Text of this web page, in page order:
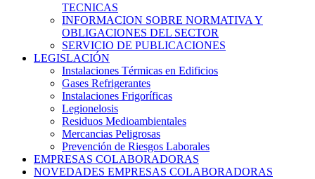
TECNICAS
INFORMACION SOBRE NORMATIVA Y
OBLIGACIONES DEL SECTOR
SERVICIO DE PUBLICACIONES
LEGISLACIÓN
Instalaciones Térmicas en Edificios
Gases Refrigerantes
Instalaciones Frigoríficas
Legionelosis
Residuos Medioambientales
Mercancias Peligrosas
Prevención de Riesgos Laborales
EMPRESAS COLABORADORAS
NOVEDADES EMPRESAS COLABORADORAS